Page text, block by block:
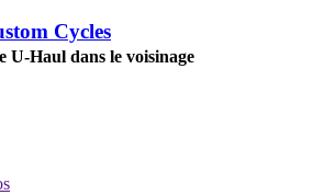
Cycles
U-Haul dans le voisinage